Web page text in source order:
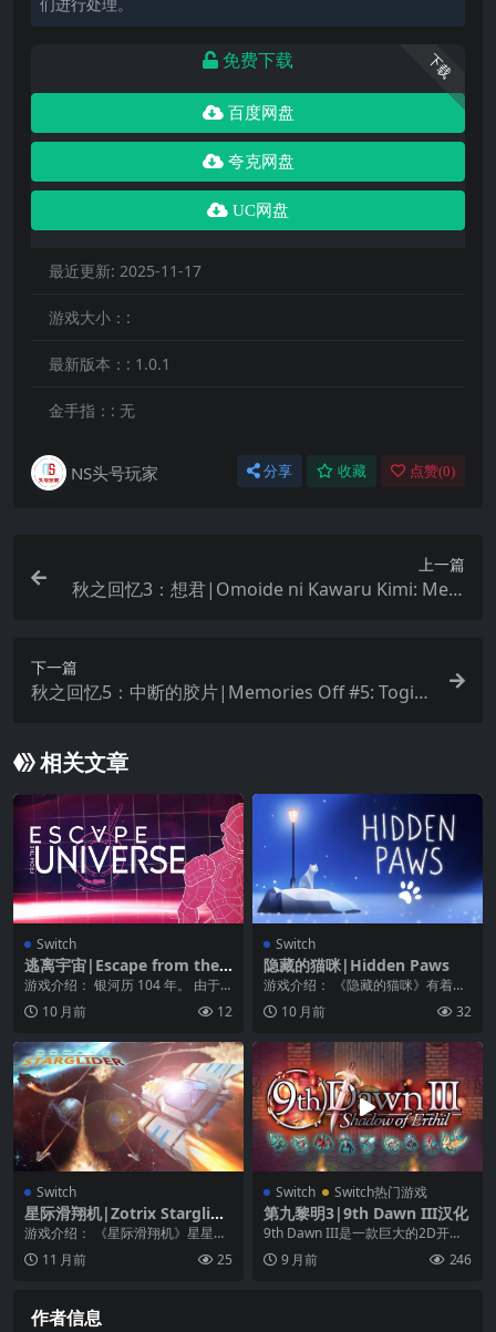
们进行处理。
下载
免费下载
百度网盘
夸克网盘
UC网盘
最近更新: 2025-11-17
游戏大小：:
最新版本：: 1.0.1
金手指：: 无
NS头号玩家 分享 收藏 点赞(0)
上一篇
秋之回忆3：想君|Omoide ni Kawaru Kimi: Mem
下一篇
秋之回忆5：中断的胶片|Memories Off #5: Togire
相关文章
Switch
逃离宇宙|Escape from the
Universe
游戏介绍： 银河历 104 年。 由于
几次世界大战，全球环境已经完全
崩溃。 剩下...
10 月前 12
Switch
隐藏的猫咪|Hidden Paws
游戏介绍： 《隐藏的猫咪》有着小
清新的画风，场景十分唯美，给人
一种治愈的感觉，玩...
10 月前 32
Switch
星际滑翔机|Zotrix Starglide
r中文
游戏介绍： 《星际滑翔机》星星在
等你！ 《星际滑翔机》是一款街机
空间射击游戏，灵...
11 月前 25
Switch Switch热门游戏
第九黎明3|9th Dawn III汉化
9th Dawn III是一款巨大的2D开放
世界角色扮演游戏，collectat...
9 月前 246
作者信息